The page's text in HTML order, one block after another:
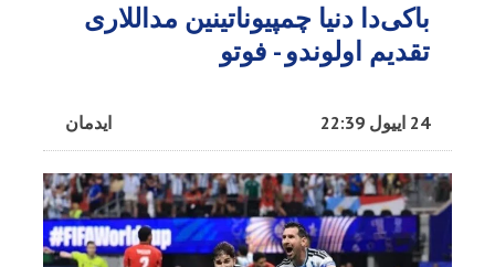
باکی‌دا دنیا چمپیوناتینین مداللاری
تقدیم اولوندو - فوتو
ایدمان 24 اییول 22:39